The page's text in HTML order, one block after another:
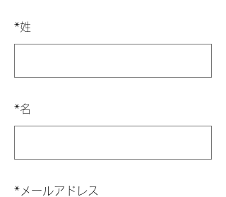
*姓
*名
* メールアドレス